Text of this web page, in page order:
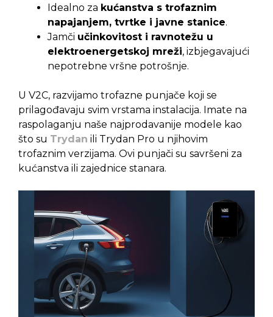
Idealno za kućanstva s trofaznim
napajanjem, tvrtke i javne stanice.
Jamči učinkovitost i ravnotežu u
elektroenergetskoj mreži, izbjegavajući
nepotrebne vršne potrošnje.
U V2C, razvijamo trofazne punjače koji se
prilagođavaju svim vrstama instalacija. Imate na
raspolaganju naše najprodavanije modele kao
što su Trydan ili Trydan Pro u njihovim
trofaznim verzijama. Ovi punjači su savršeni za
kućanstva ili zajednice stanara.